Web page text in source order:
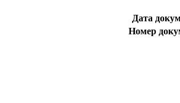
Дата
Номер